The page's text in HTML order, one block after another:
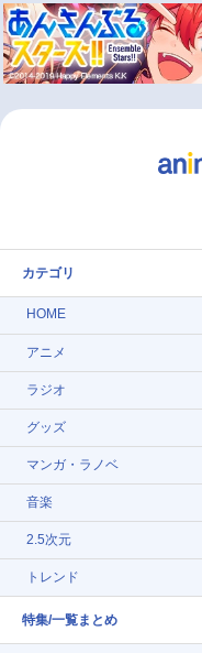
カテゴリ
HOME
アニメ
ラジオ
グッズ
マンガ・ラノベ
音楽
2.5次元
トレンド
特集/一覧まとめ